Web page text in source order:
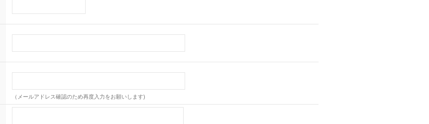
（メールアドレス確認のため再度入力をお願いします)